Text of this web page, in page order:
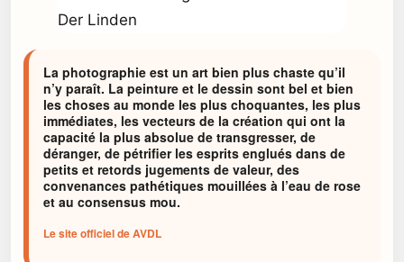
La photographie est un art bien plus chaste qu’il
n’y paraît. La peinture et le dessin sont bel et bien
les choses au monde les plus choquantes, les plus
immédiates, les vecteurs de la création qui ont la
capacité la plus absolue de transgresser, de
déranger, de pétrifier les esprits englués dans de
petits et retords jugements de valeur, des
convenances pathétiques mouillées à l’eau de rose
et au consensus mou.
Le site officiel de AVDL